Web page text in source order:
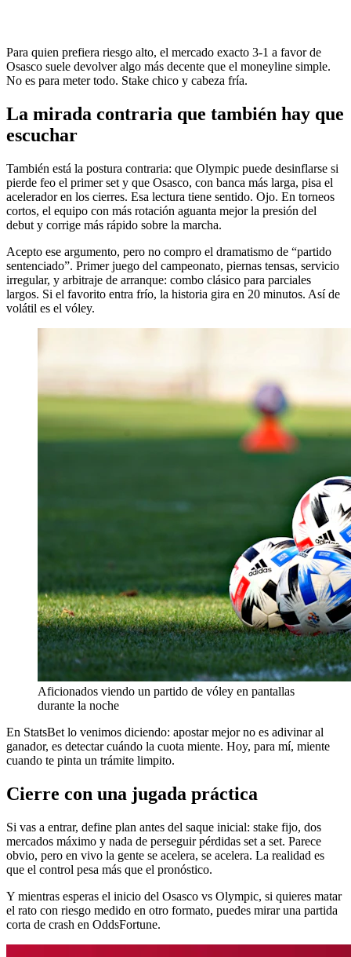
Para quien prefiera riesgo alto, el mercado exacto 3-1 a favor de
Osasco suele devolver algo más decente que el moneyline simple.
No es para meter todo. Stake chico y cabeza fría.
La mirada contraria que también hay que
escuchar
También está la postura contraria: que Olympic puede desinflarse si
pierde feo el primer set y que Osasco, con banca más larga, pisa el
acelerador en los cierres. Esa lectura tiene sentido. Ojo. En torneos
cortos, el equipo con más rotación aguanta mejor la presión del
debut y corrige más rápido sobre la marcha.
Acepto ese argumento, pero no compro el dramatismo de “partido
sentenciado”. Primer juego del campeonato, piernas tensas, servicio
irregular, y arbitraje de arranque: combo clásico para parciales
largos. Si el favorito entra frío, la historia gira en 20 minutos. Así de
volátil es el vóley.
Aficionados viendo un partido de vóley en pantallas
durante la noche
En StatsBet lo venimos diciendo: apostar mejor no es adivinar al
ganador, es detectar cuándo la cuota miente. Hoy, para mí, miente
cuando te pinta un trámite limpito.
Cierre con una jugada práctica
Si vas a entrar, define plan antes del saque inicial: stake fijo, dos
mercados máximo y nada de perseguir pérdidas set a set. Parece
obvio, pero en vivo la gente se acelera, se acelera. La realidad es
que el control pesa más que el pronóstico.
Y mientras esperas el inicio del Osasco vs Olympic, si quieres matar
el rato con riesgo medido en otro formato, puedes mirar una partida
corta de crash en OddsFortune.